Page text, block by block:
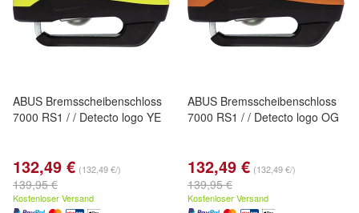
ABUS Bremsscheibenschloss
7000 RS1 / / Detecto logo YE
132,49 € (132,49 €/)
139,95 €
Kostenloser Versand
ABUS Bremsscheibenschloss
7000 RS1 / / Detecto logo OG
132,49 € (132,49 €/)
139,95 €
Kostenloser Versand